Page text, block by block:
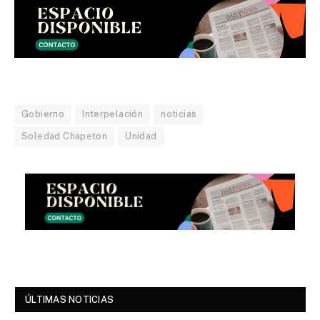
Gobierno Interpelación noticias
Soledad Chapeton Unidad
ÚLTIMAS NOTICIAS